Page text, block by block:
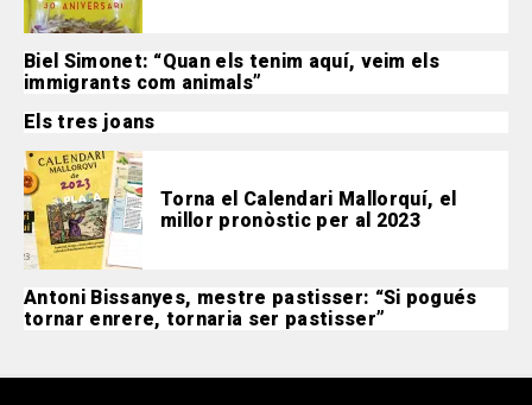
Biel Simonet: “Quan els tenim aquí, veim els
immigrants com animals”
Els tres joans
Torna el Calendari Mallorquí, el
millor pronòstic per al 2023
Antoni Bissanyes, mestre pastisser: “Si pogués
tornar enrere, tornaria ser pastisser”